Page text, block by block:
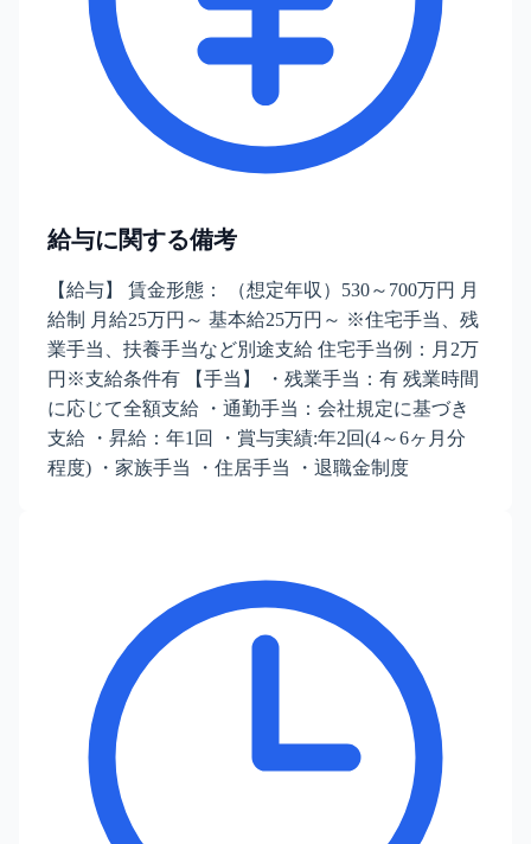
給与に関する備考
【給与】 賃金形態： （想定年収）530～700万円 月
給制 月給25万円～ 基本給25万円～ ※住宅手当、残
業手当、扶養手当など別途支給 住宅手当例：月2万
円※支給条件有 【手当】 ・残業手当：有 残業時間
に応じて全額支給 ・通勤手当：会社規定に基づき
支給 ・昇給：年1回 ・賞与実績:年2回(4～6ヶ月分
程度) ・家族手当 ・住居手当 ・退職金制度